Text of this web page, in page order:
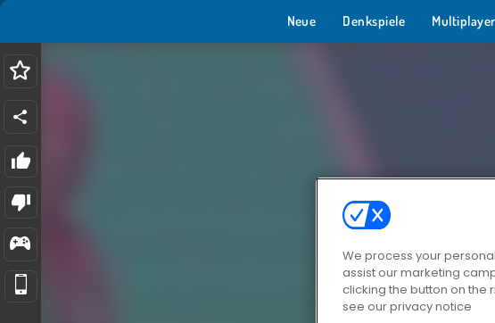
Neue Denkspiele Multiplayer
We process your
assist our marketing
clicking the button on the
see our privacy notice